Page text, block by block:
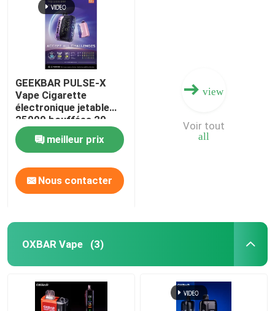
GEEKBAR PULSE-X
Vape Cigarette
électronique jetable
25000 bouffées 20
saveurs Le premier
écran incurvé au
monde
meilleur prix
Nous contacter
view
all
Voir tout
OXBAR Vape (3)